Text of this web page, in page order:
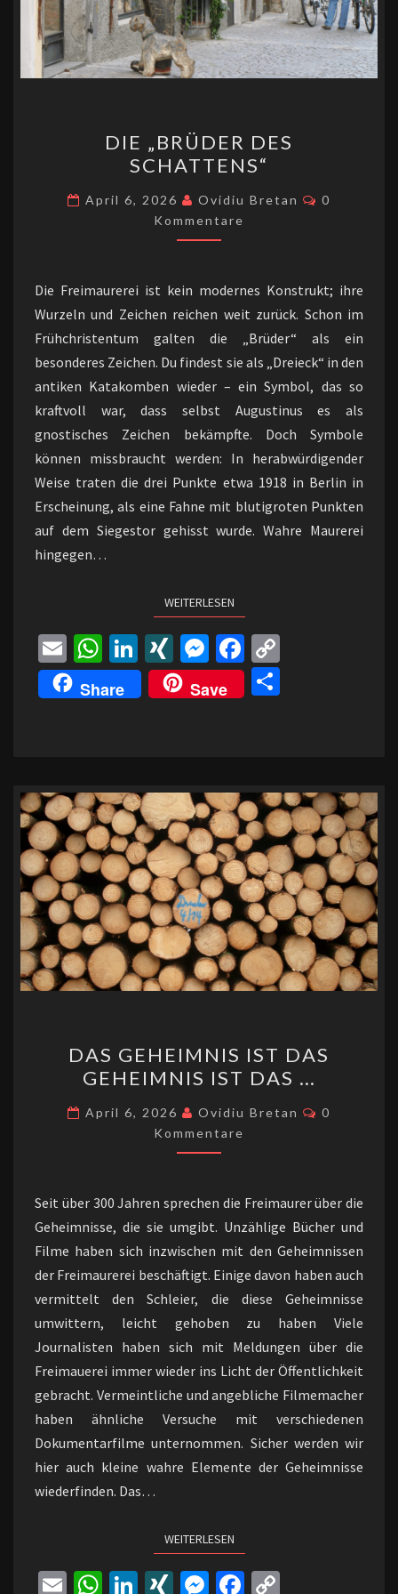
„BRÜDER
DES
SCHATTENS“
DIE „BRÜDER DES
SCHATTENS“
April 6, 2026 Ovidiu Bretan
0
Kommentare
Die Freimaurerei ist kein modernes Konstrukt; ihre
Wurzeln und Zeichen reichen weit zurück. Schon im
Frühchristentum galten die „Brüder“ als ein
besonderes Zeichen. Du findest sie als „Dreieck“ in den
antiken Katakomben wieder – ein Symbol, das so
kraftvoll war, dass selbst Augustinus es als
gnostisches Zeichen bekämpfte. Doch Symbole
können missbraucht werden: In herabwürdigender
Weise traten die drei Punkte etwa 1918 in Berlin in
Erscheinung, als eine Fahne mit blutigroten Punkten
auf dem Siegestor gehisst wurde. Wahre Maurerei
hingegen…
WEITERLESENWEITERLESEN
E
m
ai
W
h
at
p
Li
n
ke
XI
N
G
M
es
se
r
Fa
ce
b
k n
k
Share Save
GEHEIMNIS
IST
DAS
GEHEIMNIS
IST
…
DAS GEHEIMNIS IST DAS
GEHEIMNIS IST DAS …
April 6, 2026 Ovidiu Bretan
0
Kommentare
Seit über 300 Jahren sprechen die Freimaurer über die
Geheimnisse, die sie umgibt. Unzählige Bücher und
Filme haben sich inzwischen mit den Geheimnissen
der Freimaurerei beschäftigt. Einige davon haben auch
vermittelt den Schleier, die diese Geheimnisse
umwittern, leicht gehoben zu haben Viele
Journalisten haben sich mit Meldungen über die
Freimauerei immer wieder ins Licht der Öffentlichkeit
gebracht. Vermeintliche und angebliche Filmemacher
haben ähnliche Versuche mit verschiedenen
Dokumentarfilme unternommen. Sicher werden wir
hier auch kleine wahre Elemente der Geheimnisse
wiederfinden. Das…
WEITERLESENWEITERLESEN
E
W
Li XI M Fa